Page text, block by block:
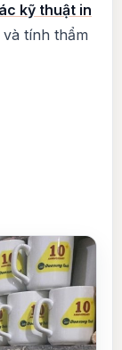
kỹ thuật in
tính thẩm